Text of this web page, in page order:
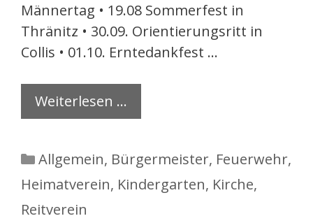
Männertag • 19.08 Sommerfest in
Thränitz • 30.09. Orientierungsritt in
Collis • 01.10. Erntedankfest …
Weiterlesen …
Kategorien
Allgemein, Bürgermeister, Feuerwehr,
Heimatverein, Kindergarten, Kirche,
Reitverein